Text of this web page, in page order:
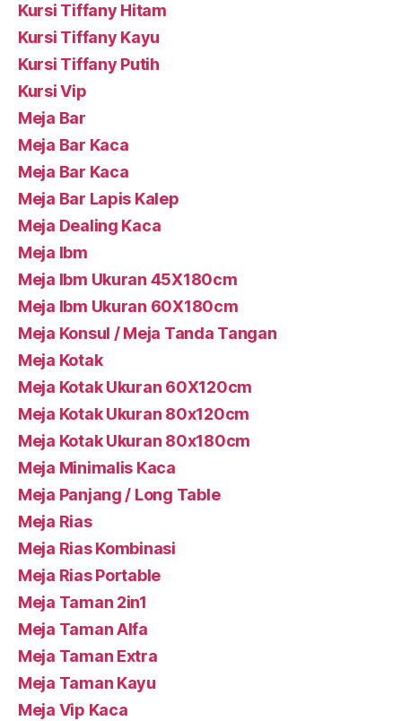
Kursi Tiffany Hitam
Kursi Tiffany Kayu
Kursi Tiffany Putih
Kursi Vip
Meja Bar
Meja Bar Kaca
Meja Bar Kaca
Meja Bar Lapis Kalep
Meja Dealing Kaca
Meja Ibm
Meja Ibm Ukuran 45X180cm
Meja Ibm Ukuran 60X180cm
Meja Konsul / Meja Tanda Tangan
Meja Kotak
Meja Kotak Ukuran 60X120cm
Meja Kotak Ukuran 80x120cm
Meja Kotak Ukuran 80x180cm
Meja Minimalis Kaca
Meja Panjang / Long Table
Meja Rias
Meja Rias Kombinasi
Meja Rias Portable
Meja Taman 2in1
Meja Taman Alfa
Meja Taman Extra
Meja Taman Kayu
Meja Vip Kaca